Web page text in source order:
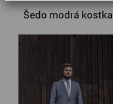
Šedo modrá kostka